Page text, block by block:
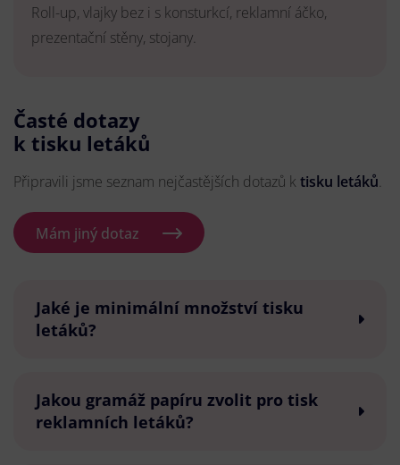
Roll-up, vlajky bez i s konsturkcí, reklamní áčko,
prezentační stěny, stojany.
Časté dotazy
k tisku letáků
Připravili jsme seznam nejčastějších dotazů k tisku letáků.
Mám jiný dotaz
Jaké je minimální množství tisku
letáků?
Jakou gramáž papíru zvolit pro tisk
reklamních letáků?